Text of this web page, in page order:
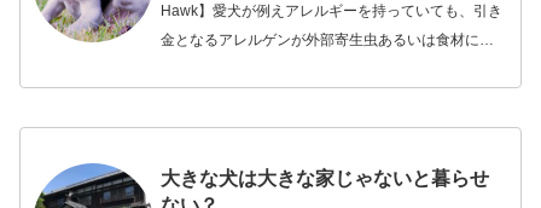
Hawk】愛犬が例えアレルギーを持っていても、引き
金となるアレルゲンが外部寄生虫あるいは食材によ
きを読む】
大きな犬は大きな家じゃないと暮らせ